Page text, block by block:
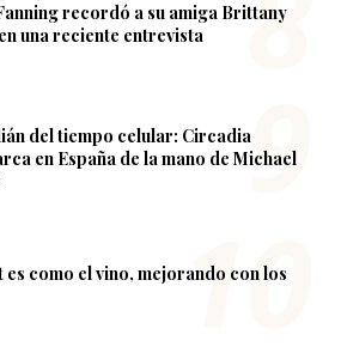
recordó a su amiga Brittany
una reciente entrevista
del tiempo celular: Circadia
en España de la mano de Michael
es como el vino, mejorando con los